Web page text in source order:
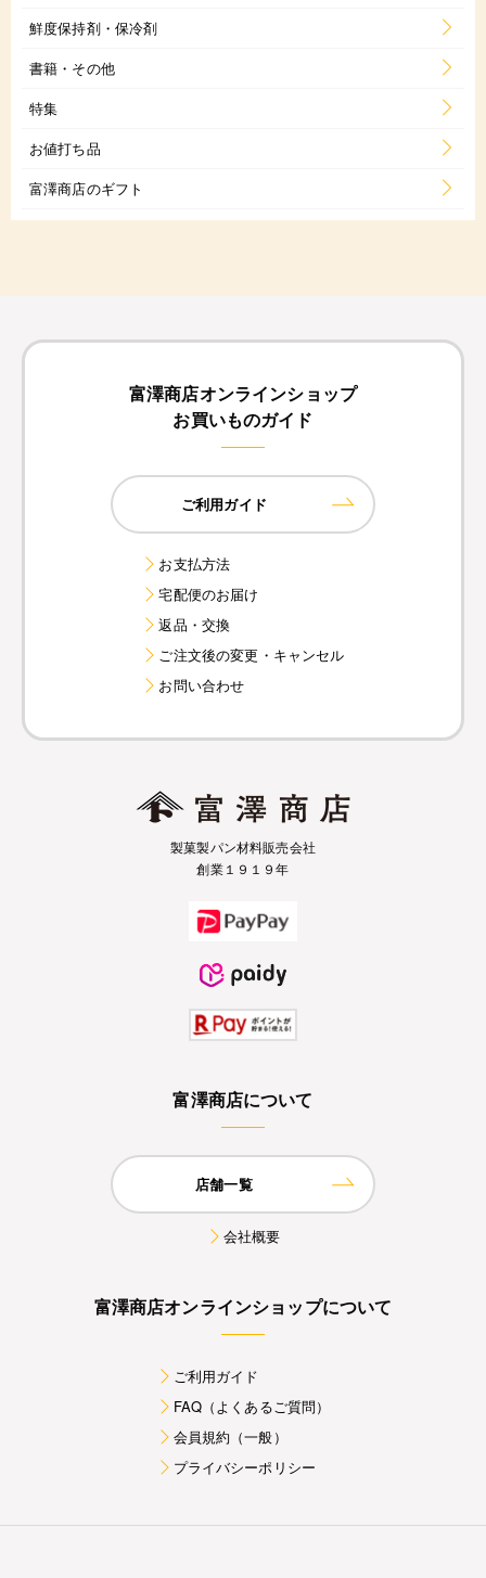
鮮度保持剤・保冷剤
書籍・その他
特集
お値打ち品
富澤商店のギフト
富澤商店オンラインショップ
お買いものガイド
ご利用ガイド
お支払方法
宅配便のお届け
返品・交換
ご注文後の変更・キャンセル
お問い合わせ
製菓製パン材料販売会社
創業１９１９年
富澤商店について
店舗一覧
会社概要
富澤商店オンラインショップについて
ご利用ガイド
FAQ（よくあるご質問）
会員規約（一般）
プライバシーポリシー